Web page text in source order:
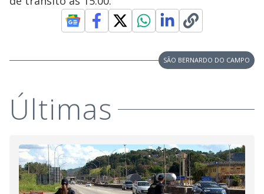
SÃO BERNARDO DO CAMPO
Últimas